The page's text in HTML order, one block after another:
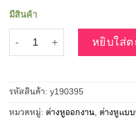
มีสินค้า
จำนวน ต่างหูเพชร CZ รูปดอก
หยิบใส่ต
รหัสสินค้า: y190395
หมวดหมู่: ต่างหูออกงาน, ต่างหูแบ